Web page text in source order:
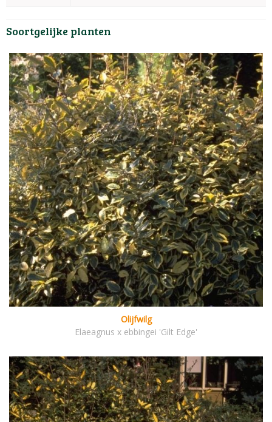
Soortgelijke planten
Olijfwilg
Elaeagnus x ebbingei 'Gilt Edge'